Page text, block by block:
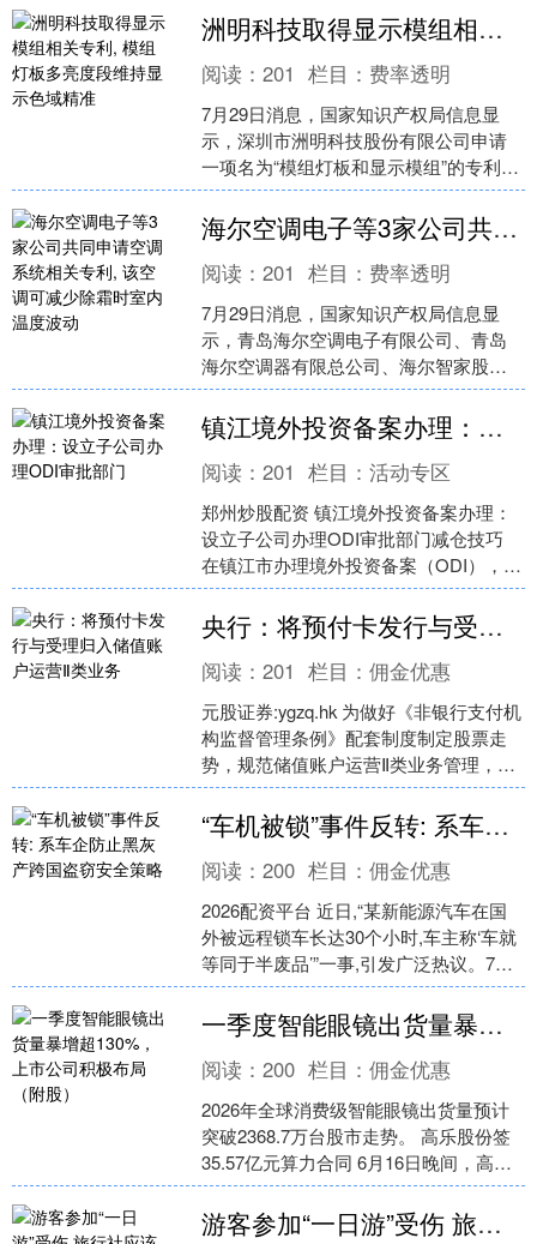
照》。本次变更系....
洲明科技取得显示模组相关专利, 模组灯板多亮度段维持显示色域精准
阅读：201 栏目： 费率透明
7月29日消息，国家知识产权局信息显
示，深圳市洲明科技股份有限公司申请
一项名为“模组灯板和显示模组”的专利，
授权公告号CN224569665U，授权公告
日为20....
海尔空调电子等3家公司共同申请空调系统相关专利, 该空调可减少除霜时室内温度波动
阅读：201 栏目： 费率透明
7月29日消息，国家知识产权局信息显
示，青岛海尔空调电子有限公司、青岛
海尔空调器有限总公司、海尔智家股份
有限公司申请一项名为“空调系统及其控
制方法、电子设备”的....
镇江境外投资备案办理：设立子公司办理ODI审批部门
阅读：201 栏目：活动专区
郑州炒股配资 镇江境外投资备案办理：
设立子公司办理ODI审批部门减仓技巧
在镇江市办理境外投资备案（ODI），主
要涉及三个关键部门的审批或备案。具
体流程和负责部....
央行：将预付卡发行与受理归入储值账户运营Ⅱ类业务
阅读：201 栏目：佣金优惠
元股证券:ygzq.hk 为做好《非银行支付机
构监督管理条例》配套制度制定股票走
势，规范储值账户运营Ⅱ类业务管理，中
国人民银行组织起草了《储值账户运营Ⅱ
类业务管....
“车机被锁”事件反转: 系车企防止黑灰产跨国盗窃安全策略
阅读：200 栏目：佣金优惠
2026配资平台 近日,“某新能源汽车在国
外被远程锁车长达30个小时,车主称‘车就
等同于半废品’”一事,引发广泛热议。7月
23日,品牌方面回应表示:这并非“锁车....
一季度智能眼镜出货量暴增超130%，上市公司积极布局（附股）
阅读：200 栏目：佣金优惠
2026年全球消费级智能眼镜出货量预计
突破2368.7万台股市走势。 高乐股份签
35.57亿元算力合同 6月16日晚间，高乐
股份（002348.SZ）公告称，公....
游客参加“一日游”受伤 旅行社应该如何担责